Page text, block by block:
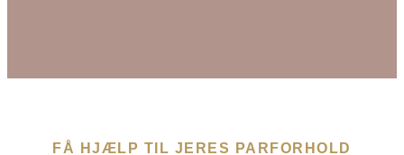
FÅ HJÆLP TIL JERES PARFORHOLD